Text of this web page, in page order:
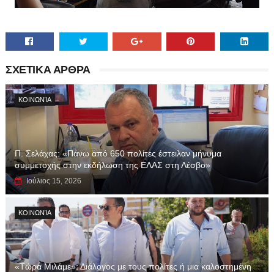
ΣΧΕΤΙΚΑ ΑΡΘΡΑ
ΚΟΙΝΩΝΊΑ
Π. Σελάχας: «Πάνω από 650 πολίτες έστειλαν μήνυμα
συμμετοχής στην εκδήλωση της ΕΛΑΣ στη Λέσβο»
Ιούλιος 15, 2026
ΚΟΙΝΩΝΊΑ
«Τώρα Μιλάμε»: Διάλογος με τους πολίτες ή μια καλοστημένη